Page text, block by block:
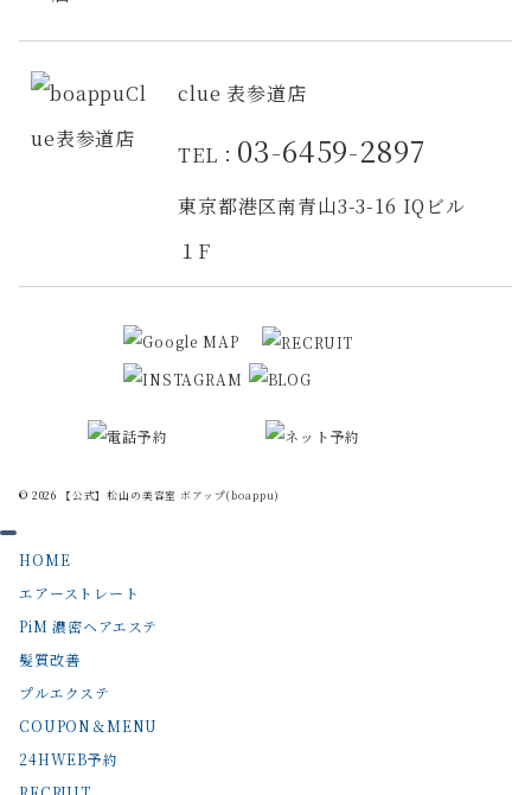
clue 表参道店
TEL： 03-6459-2897
東京都港区南青山3-3-16 IQビル
１F
© 2026 【公式】松山の美容室 ボアップ(boappu)
HOME
エアーストレート
PiM 濃密ヘアエステ
髪質改善
プルエクステ
COUPON＆MENU
24HWEB予約